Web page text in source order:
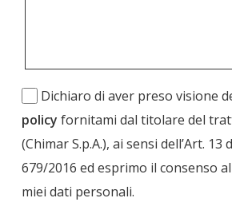
Dichiaro di aver preso visione
policy fornitami dal titolare del
(Chimar S.p.A.), ai sensi dell’Art. 13
679/2016 ed esprimo il consenso
miei dati personali.